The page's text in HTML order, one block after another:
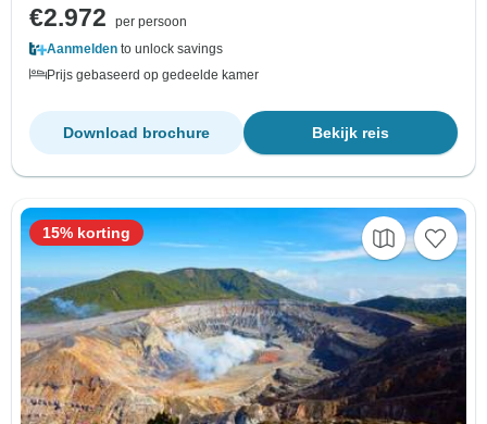
€2.972
per persoon
Aanmelden to unlock savings
Prijs gebaseerd op gedeelde kamer
Bekijk reis
Download brochure
15% korting